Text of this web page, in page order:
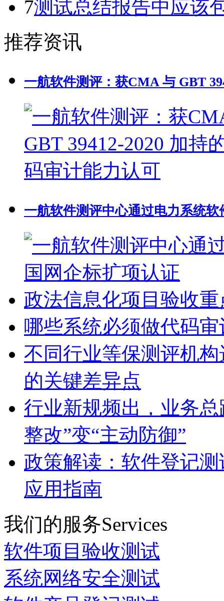
7测试总结报告中应该
推荐资讯
一航软件测评：获CMA 与 GBT
一航软件测评中心通过电力系统
政法信息化项目验收
哪些系统必须做代码
不同行业等保测评机
的关键差异点
行业新规频出，业务
整改”变“主动防御”
政策解读：软件登记
应用指南
我们的服务Services
软件项目验收测试
系统网络安全测试